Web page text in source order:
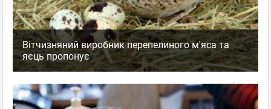
Вітчизняний виробник перепелиного м'яса та
яєць пропонує